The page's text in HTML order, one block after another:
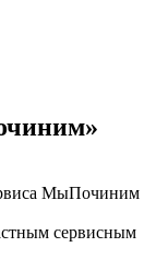
МыПочиним
сервисным